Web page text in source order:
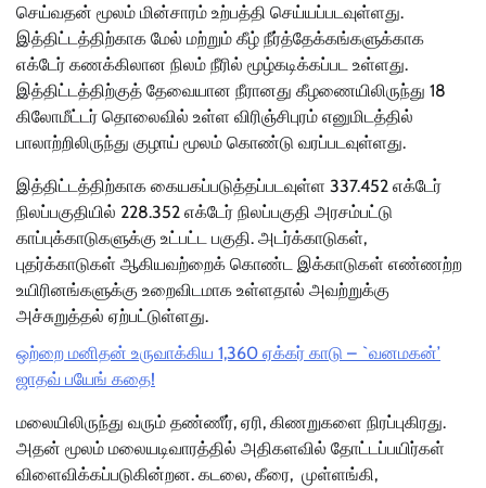
செய்வதன் மூலம் மின்சாரம் உற்பத்தி செய்யப்படவுள்ளது.
இத்திட்டத்திற்காக மேல் மற்றும் கீழ் நீர்த்தேக்கங்களுக்காக
எக்டேர் கணக்கிலான நிலம் நீரில் மூழ்கடிக்கப்பட உள்ளது.
இத்திட்டத்திற்குத் தேவையான நீரானது கீழணையிலிருந்து 18
கிலோமீட்டர் தொலைவில் உள்ள விரிஞ்சிபுரம் எனுமிடத்தில்
பாலாற்றிலிருந்து குழாய் மூலம் கொண்டு வரப்படவுள்ளது.
இத்திட்டத்திற்காக கையகப்படுத்தப்படவுள்ள 337.452 எக்டேர்
நிலப்பகுதியில் 228.352 எக்டேர் நிலப்பகுதி அரசம்பட்டு
காப்புக்காடுகளுக்கு உட்பட்ட பகுதி. அடர்க்காடுகள்,
புதர்க்காடுகள் ஆகியவற்றைக் கொண்ட இக்காடுகள் எண்ணற்ற
உயிரினங்களுக்கு உறைவிடமாக உள்ளதால் அவற்றுக்கு
அச்சுறுத்தல் ஏற்பட்டுள்ளது.
ஒற்றை மனிதன் உருவாக்கிய 1,360 ஏக்கர் காடு – `வனமகன்’
ஜாதவ் பயேங் கதை!
மலையிலிருந்து வரும் தண்ணீர், ஏரி, கிணறுகளை நிரப்புகிரது.
அதன் மூலம் மலையடிவாரத்தில் அதிகளவில் தோட்டப்பயிர்கள்
விளைவிக்கப்படுகின்றன. கடலை, கீரை, முள்ளங்கி,